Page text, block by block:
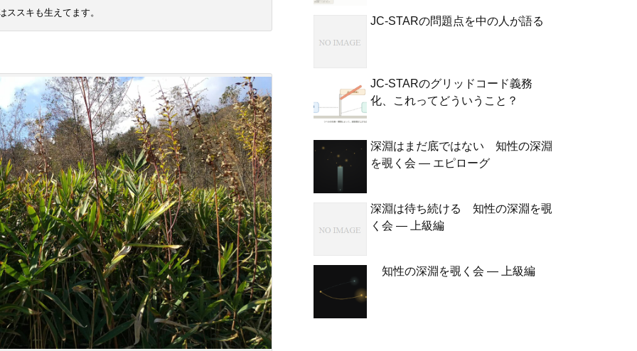
ススキも生えてます。
JC-STARの問題点を中の人が語る
JC-STARのグリッドコード義務
化、これってどういうこと？
深淵はまだ底ではない 知性の深淵
を覗く会 — エピローグ
深淵は待ち続ける 知性の深淵を覗
く会 — 上級編
知性の深淵を覗く会 — 上級編